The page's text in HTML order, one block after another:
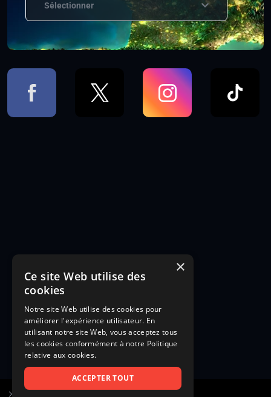
Sélectionner
×
Ce site Web utilise des
cookies
Notre site Web utilise des cookies pour
améliorer l'expérience utilisateur. En
utilisant notre site Web, vous acceptez tous
les cookies conformément à notre Politique
relative aux cookies.
ACCEPTER TOUT